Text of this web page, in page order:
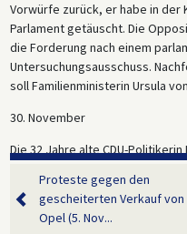
Vorwürfe zurück, er habe in der
Parlament getäuscht. Die
die Forderung nach einem
Untersuchungsausschuss.
soll Familienministerin Ursula
30. November
Die 32 Jahre alte CDU-
Bellevue ihre
von der Leyen (CDU)
Arbeitsministerin. Franz Josef
Entlassungsunterlagen.
Proteste gegen den
gescheiterten Verkauf von
Opel (5. Nov...